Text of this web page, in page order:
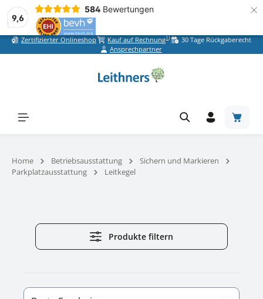
9,6
584 Bewertungen ×
Zum Hauptinhalt springen
Zertifizierter Onlineshop Kauf auf Rechnung1)
30 Tage Rückgaberecht
Ansprechpartner
Home Betriebsausstattung
Sichern und Markieren
Parkplatzausstattung
Leitkegel
Produkte filtern